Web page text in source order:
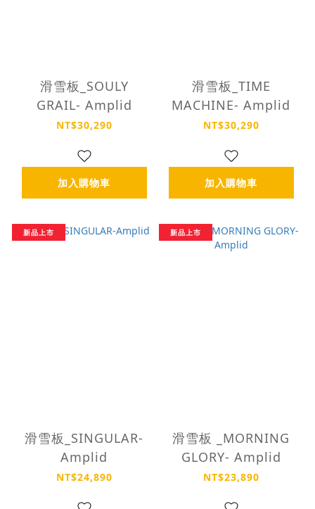
滑雪板_SOULY
GRAIL- Amplid
NT$30,290
加入購物車
滑雪板_TIME
MACHINE- Amplid
NT$30,290
加入購物車
新品上市
滑雪板_SINGULAR-
Amplid
NT$24,890
新品上市
滑雪板 _MORNING
GLORY- Amplid
NT$23,890